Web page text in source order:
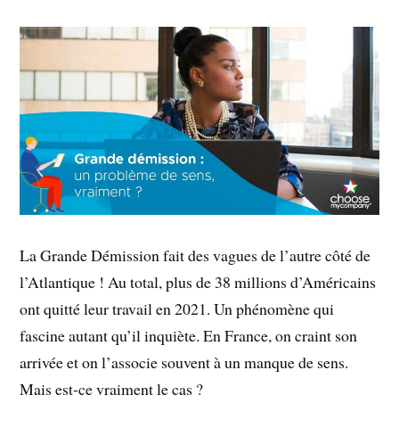
La Grande Démission fait des vagues de l’autre côté de
l’Atlantique ! Au total, plus de 38 millions d’Américains
ont quitté leur travail en 2021. Un phénomène qui
fascine autant qu’il inquiète. En France, on craint son
arrivée et on l’associe souvent à un manque de sens.
Mais est-ce vraiment le cas ?